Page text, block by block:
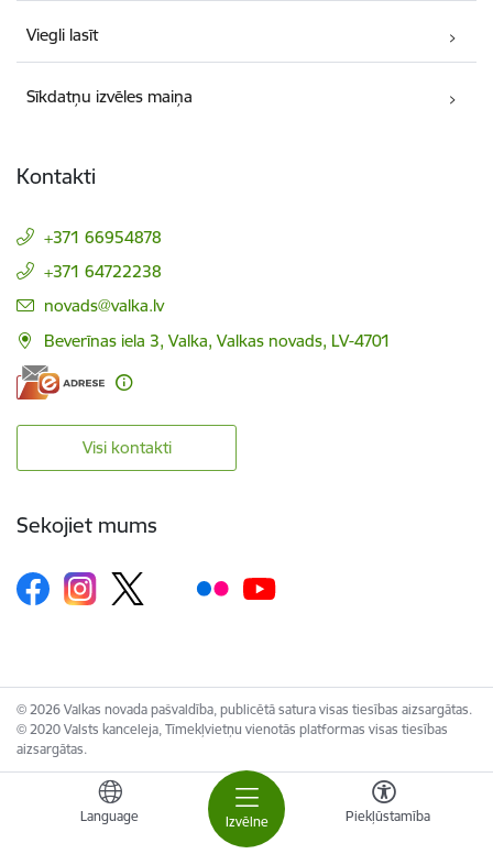
Izvēlne
Language Piekļūstamība
Viegli lasīt
Sīkdatņu izvēles maiņa
Kontakti
+371 66954878
+371 64722238
E-pasts:
novads@valka.lv
Beverīnas iela 3, Valka, Valkas novads, LV-4701
Visi kontakti
Sekojiet mums
© 2026 Valkas novada pašvaldība, publicētā satura visas tiesības aizsargātas.
© 2020 Valsts kanceleja, Tīmekļvietņu vienotās platformas visas tiesības
aizsargātas.